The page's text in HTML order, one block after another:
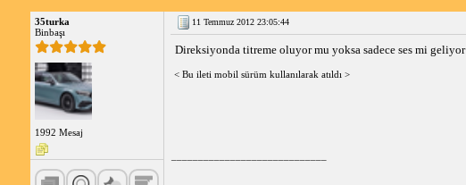
35turka
Binbaşı
1992 Mesaj
11 Temmuz 2012 23:05:44
Direksiyonda titreme oluyor mu yoksa sadece ses mi geliyor
< Bu ileti mobil sürüm kullanılarak atıldı >